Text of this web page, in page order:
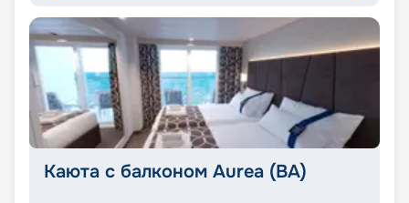
Каюта с балконом Aurea (BA)